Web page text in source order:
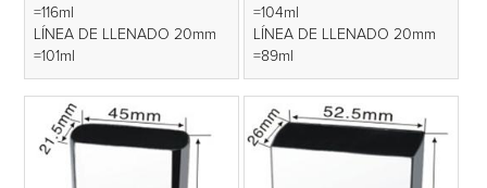
=116ml
LÍNEA DE LLENADO 20mm
=101ml
=104ml
LÍNEA DE LLENADO 20mm
=89ml